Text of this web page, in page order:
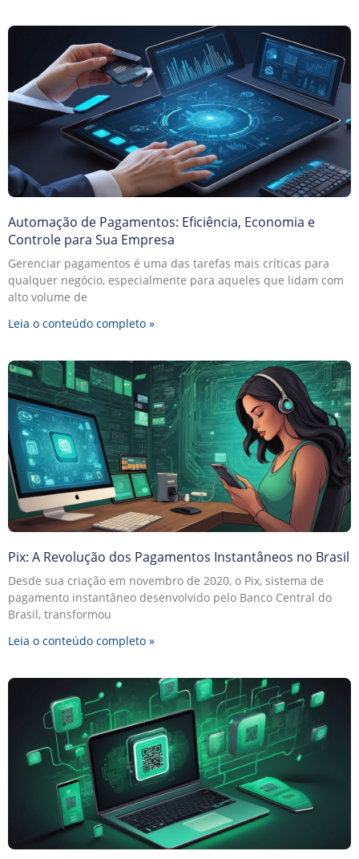
Automação de Pagamentos: Eficiência, Economia e
Controle para Sua Empresa
Gerenciar pagamentos é uma das tarefas mais críticas para
qualquer negócio, especialmente para aqueles que lidam com
alto volume de
Leia o conteúdo completo »
Pix: A Revolução dos Pagamentos Instantâneos no Brasil
Desde sua criação em novembro de 2020, o Pix, sistema de
pagamento instantâneo desenvolvido pelo Banco Central do
Brasil, transformou
Leia o conteúdo completo »